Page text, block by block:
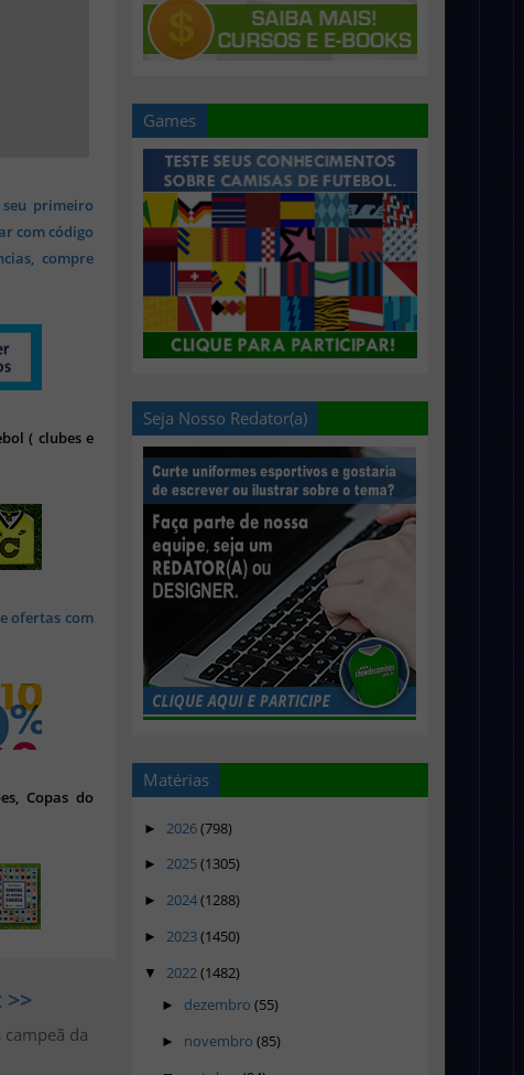
primeiro
com código
compre
( clubes e
ofertas com
Copas do
da
Games
Seja Nosso Redator(a)
Matérias
► 2026(798)
► 2025(1305)
► 2024(1288)
► 2023(1450)
▼ 2022(1482)
► dezembro (55)
► novembro (85)